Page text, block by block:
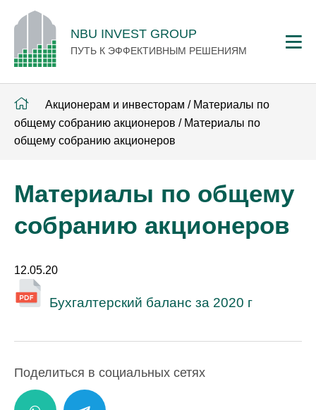
NBU INVEST GROUP
ПУТЬ К ЭФФЕКТИВНЫМ РЕШЕНИЯМ
Акционерам и инвесторам / Материалы по
общему собранию акционеров / Материалы по
общему собранию акционеров
Материалы по общему
собранию акционеров
12.05.20
Бухгалтерский баланс за 2020 г
Поделиться в социальных сетях